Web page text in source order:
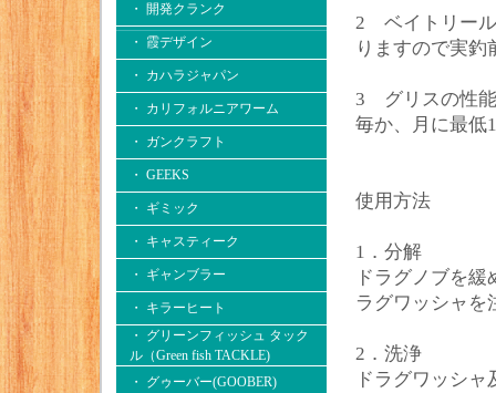
・ 開発クランク
・ 霞デザイン
・ カハラジャパン
・ カリフォルニアワーム
・ ガンクラフト
・ GEEKS
・ ギミック
・ キャスティーク
・ ギャンブラー
・ キラーヒート
・ グリーンフィッシュ タック
ル（Green fish TACKLE)
・ グゥーバー(GOOBER)
2 ベイトリール
りますので実釣
3 グリスの性能
毎か、月に最低
使用方法
1．分解
ドラグノブを
ラグワッシャを
2．洗浄
ドラグワッシ